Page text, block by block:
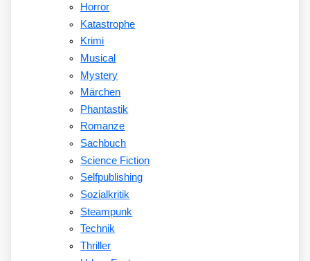
Horror
Katastrophe
Krimi
Musical
Mystery
Märchen
Phantastik
Romanze
Sachbuch
Science Fiction
Selfpublishing
Sozialkritik
Steampunk
Technik
Thriller